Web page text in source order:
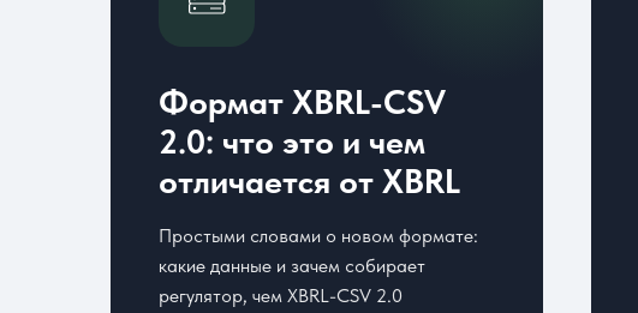
Формат XBRL-CSV
2.0: что это и чем
отличается от XBRL
Простыми словами о новом формате:
какие данные и зачем собирает
регулятор, чем XBRL-CSV 2.0